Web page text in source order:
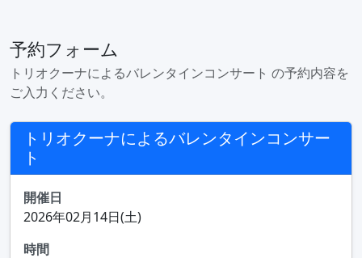
予約フォーム
トリオクーナによるバレンタインコンサート の予約内容を
ご入力ください。
トリオクーナによるバレンタインコンサー
ト
開催日
2026年02月14日(土)
時間